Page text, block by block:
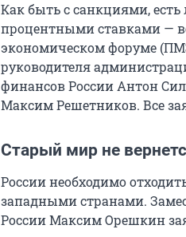
Как быть с санкциями,
процентными ставками —
экономическом форуме
руководителя
финансов России Антон
Максим Решетников. Все
Старый мир не
России необходимо
западными странами.
России Максим Орешкин